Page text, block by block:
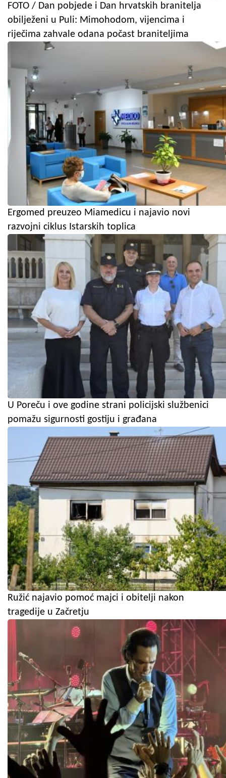
FOTO / Dan pobjede i Dan hrvatskih branitelja
obilježeni u Puli: Mimohodom, vijencima i
riječima zahvale odana počast braniteljima
Ergomed preuzeo Miamedicu i najavio novi
razvojni ciklus Istarskih toplica
U Poreču i ove godine strani policijski službenici
pomažu sigurnosti gostiju i građana
Ružić najavio pomoć majci i obitelji nakon
tragedije u Začretju